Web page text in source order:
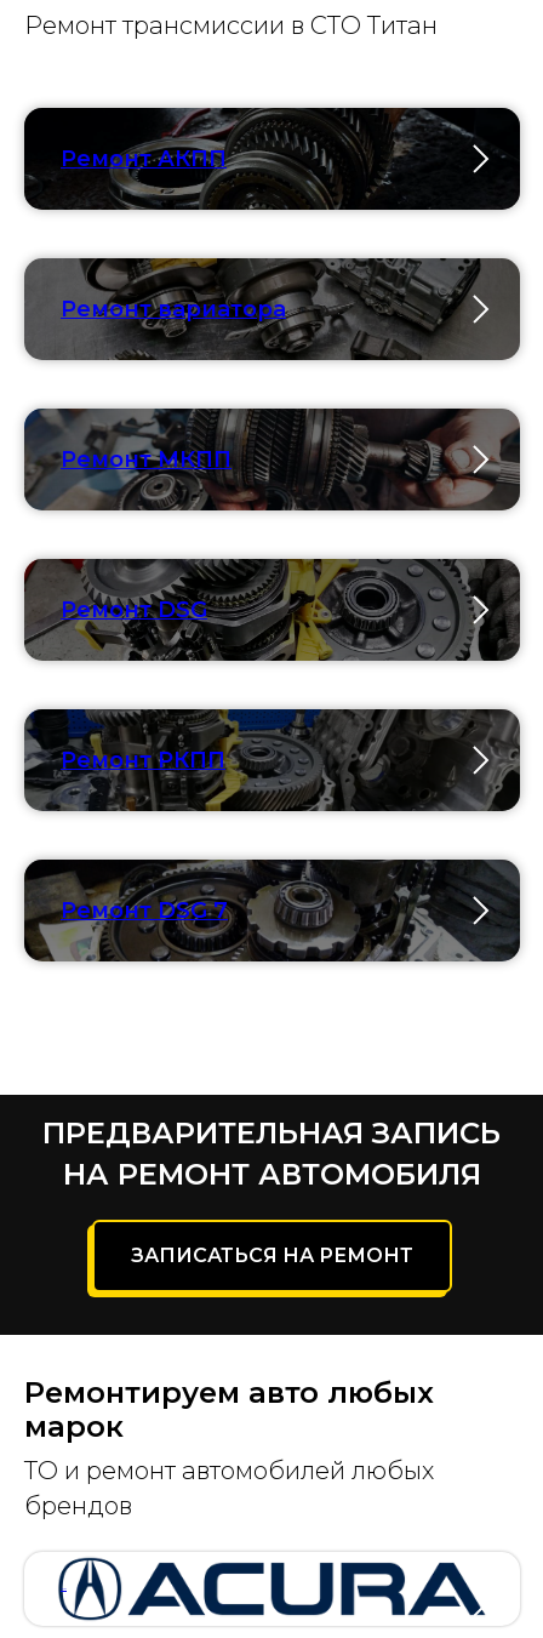
Ремонт трансмиссии в СТО Титан
Ремонт АКПП
Ремонт вариатора
Ремонт МКПП
Ремонт DSG
Ремонт РКПП
Ремонт DSG 7
ПРЕДВАРИТЕЛЬНАЯ ЗАПИСЬ
НА РЕМОНТ АВТОМОБИЛЯ
ЗАПИСАТЬСЯ НА РЕМОНТ
Ремонтируем авто любых
марок
ТО и ремонт автомобилей любых
брендов